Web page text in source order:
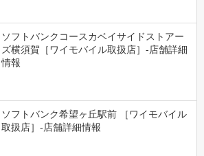
ソフトバンクコースカベイサイドストアー
ズ横須賀［ワイモバイル取扱店］-店舗詳細
情報
ソフトバンク希望ヶ丘駅前 ［ワイモバイル
取扱店］-店舗詳細情報